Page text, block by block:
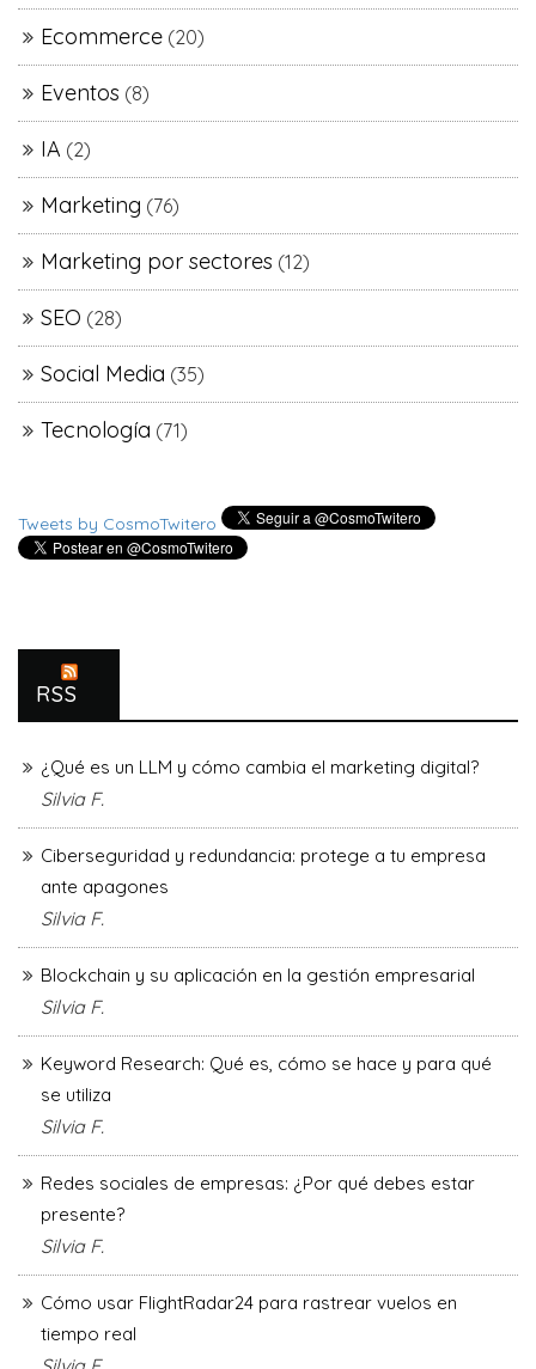
Ecommerce (20)
Eventos (8)
IA (2)
Marketing (76)
Marketing por sectores (12)
SEO (28)
Social Media (35)
Tecnología (71)
Tweets by CosmoTwitero
RSS
¿Qué es un LLM y cómo cambia el marketing digital?
Silvia F.
Ciberseguridad y redundancia: protege a tu empresa
ante apagones
Silvia F.
Blockchain y su aplicación en la gestión empresarial
Silvia F.
Keyword Research: Qué es, cómo se hace y para qué
se utiliza
Silvia F.
Redes sociales de empresas: ¿Por qué debes estar
presente?
Silvia F.
Cómo usar FlightRadar24 para rastrear vuelos en
tiempo real